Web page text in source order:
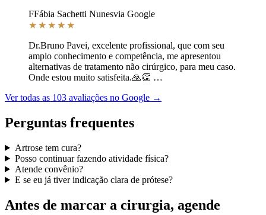
FFábia Sachetti Nunesvia Google
★★★★★
Dr.Bruno Pavei, excelente profissional, que com seu
amplo conhecimento e competência, me apresentou
alternativas de tratamento não cirúrgico, para meu caso.
Onde estou muito satisfeita.🙏👏 …
Ver todas as 103 avaliações no Google →
Perguntas frequentes
Artrose tem cura?
Posso continuar fazendo atividade física?
Atende convênio?
E se eu já tiver indicação clara de prótese?
Antes de marcar a cirurgia, agende